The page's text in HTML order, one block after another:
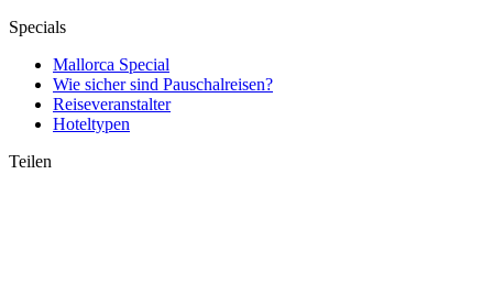
Specials
Mallorca Special
Wie sicher sind Pauschalreisen?
Reiseveranstalter
Hoteltypen
Teilen